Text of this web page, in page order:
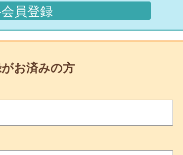
員登録
お済みの方